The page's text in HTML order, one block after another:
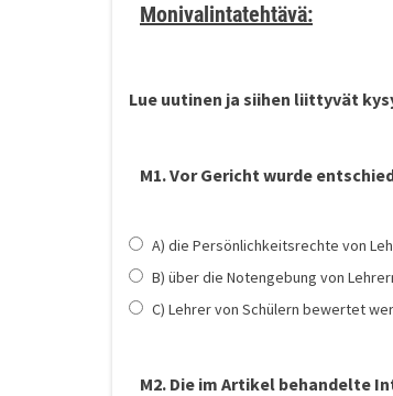
Monivalintatehtävä:
Lue uutinen ja siihen liittyvät
M1. Vor Gericht wurde
A) die Persönlichkeitsrechte von
B) über die Notengebung von
C) Lehrer von Schülern bewertet
M2. Die im Artikel behandelte